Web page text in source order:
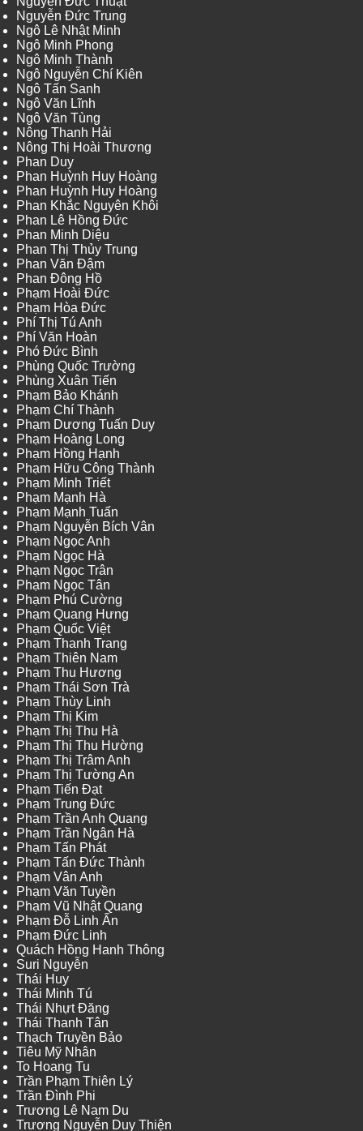
Nguyễn Đức Trung
Ngô Lê Nhật Minh
Ngô Minh Phong
Ngô Minh Thành
Ngô Nguyễn Chí Kiên
Ngô Tấn Sanh
Ngô Văn Lĩnh
Ngô Văn Tùng
Nông Thanh Hải
Nông Thị Hoài Thương
Phan Duy
Phan Huỳnh Huy Hoàng
Phan Huỳnh Huy Hoàng
Phan Khắc Nguyên Khôi
Phan Lê Hồng Đức
Phan Minh Diệu
Phan Thị Thủy Trung
Phan Văn Đậm
Phan Đông Hồ
Phạm Hoài Đức
Phạm Hòa Đức
Phí Thị Tú Anh
Phí Văn Hoàn
Phó Đức Bình
Phùng Quốc Trường
Phùng Xuân Tiến
Phạm Bảo Khánh
Phạm Chí Thành
Phạm Dương Tuấn Duy
Phạm Hoàng Long
Phạm Hồng Hạnh
Phạm Hữu Công Thành
Phạm Minh Triết
Phạm Mạnh Hà
Phạm Mạnh Tuấn
Phạm Nguyễn Bích Vân
Phạm Ngọc Anh
Phạm Ngọc Hà
Phạm Ngọc Trân
Phạm Ngọc Tân
Phạm Phú Cường
Phạm Quang Hưng
Phạm Quốc Việt
Phạm Thanh Trang
Phạm Thiên Nam
Phạm Thu Hương
Phạm Thái Sơn Trà
Phạm Thùy Linh
Phạm Thị Kim
Phạm Thị Thu Hà
Phạm Thị Thu Hường
Phạm Thị Trâm Anh
Phạm Thị Tường An
Phạm Tiến Đạt
Phạm Trung Đức
Phạm Trần Anh Quang
Phạm Trần Ngân Hà
Phạm Tấn Phát
Phạm Tấn Đức Thành
Phạm Vân Anh
Phạm Văn Tuyền
Phạm Vũ Nhật Quang
Phạm Đỗ Linh Ấn
Phạm Đức Linh
Quách Hồng Hanh Thông
Suri Nguyễn
Thái Huy
Thái Minh Tú
Thái Nhựt Đăng
Thái Thanh Tân
Thạch Truyền Bảo
Tiêu Mỹ Nhân
To Hoang Tu
Trần Phạm Thiên Lý
Trần Đình Phi
Trương Lê Nam Du
Trương Nguyễn Duy Thiện